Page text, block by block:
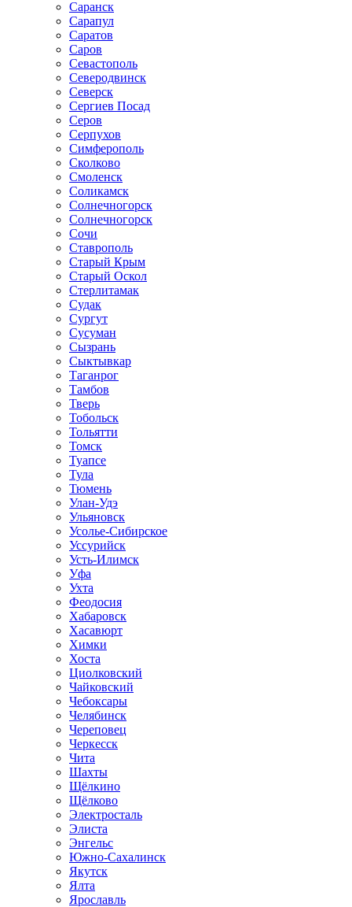
Саранск
Сарапул
Саратов
Саров
Севастополь
Северодвинск
Северск
Сергиев Посад
Серов
Серпухов
Симферополь
Сколково
Смоленск
Соликамск
Солнечногорск
Солнечногорск
Сочи
Ставрополь
Старый Крым
Старый Оскол
Стерлитамак
Судак
Сургут
Сусуман
Сызрань
Сыктывкар
Таганрог
Тамбов
Тверь
Тобольск
Тольятти
Томск
Туапсе
Тула
Тюмень
Улан-Удэ
Ульяновск
Усолье-Сибирское
Уссурийск
Усть-Илимск
Уфа
Ухта
Феодосия
Хабаровск
Хасавюрт
Химки
Хоста
Циолковский
Чайковский
Чебоксары
Челябинск
Череповец
Черкесск
Чита
Шахты
Щёлкино
Щёлково
Электросталь
Элиста
Энгельс
Южно-Сахалинск
Якутск
Ялта
Ярославль